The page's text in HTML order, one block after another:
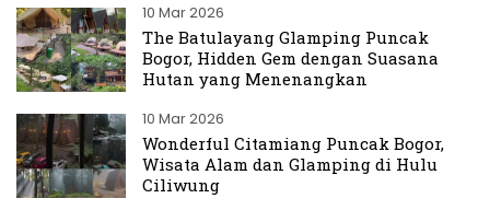
10 Mar 2026
The Batulayang Glamping Puncak
Bogor, Hidden Gem dengan Suasana
Hutan yang Menenangkan
10 Mar 2026
Wonderful Citamiang Puncak Bogor,
Wisata Alam dan Glamping di Hulu
Ciliwung